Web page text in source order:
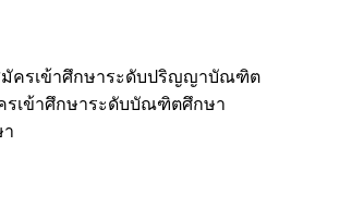
มัครเข้าศึกษาระดับปริญญาบัณฑิต
รเข้าศึกษาระดับบัณฑิตศึกษา